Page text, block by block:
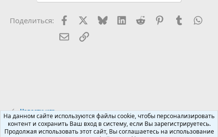
Поделиться: FacebookX (Twitter)
BlueskyLinkedInReddit PinterestTumblr
Электронная почта
Ссылка
Новости игр
Russian (RU)
На данном сайте используются файлы cookie, чтобы персонализировать
контент и сохранить Ваш вход в систему, если Вы зарегистрируетесь.
Продолжая использовать этот сайт, Вы соглашаетесь на использование